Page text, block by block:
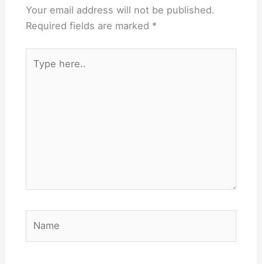
Your email address will not be published.
Required fields are marked *
here..